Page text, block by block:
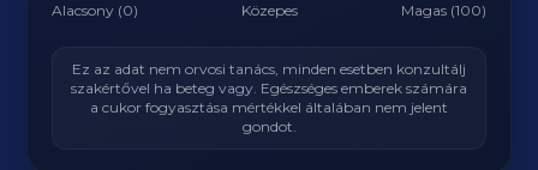
Alacsony (0) Közepes Magas (100)
Ez az adat nem orvosi tanács, minden esetben konzultálj
szakértővel ha beteg vagy. Egészséges emberek számára
a cukor fogyasztása mértékkel általában nem jelent
gondot.